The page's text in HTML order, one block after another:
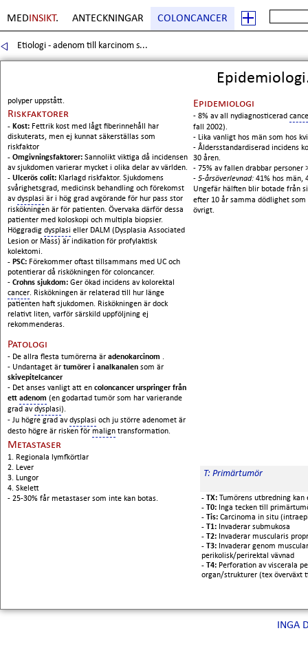
MED INSIKT. ANTECKNINGAR COLONCANCER
Etiologi - adenom till karcinom s...
polyper uppstått.
Riskfaktorer
- Kost: Fettrik kost med lågt fiberinnehåll har
diskuterats, men ej kunnat säkerställas som
riskfaktor
- Omgivningsfaktorer: Sannolikt viktiga då incidensen
av sjukdomen varierar mycket i olika delar av världen.
- Ulcerös colit: Klarlagd riskfaktor. Sjukdomens
svårighetsgrad, medicinsk behandling och förekomst
avdysplasi är i hög grad avgörande för hur pass stor
riskökningen är för patienten. Övervaka därför dessa
patienter med koloskopi och multipla biopsier.
Höggradig dysplasi eller DALM (Dysplasia Associated
Lesion or Mass) är indikation för profylaktisk
kolektomi.
- PSC: Förekommer oftast tillsammans med UC och
potentierar då riskökningen för coloncancer.
- Crohns sjukdom: Ger ökad incidens av kolorektal
cancer. Riskökningen är relaterad till hur länge
patienten haft sjukdomen. Riskökningen är dock
relativt liten, varför särskild uppföljning ej
rekommenderas.
Patologi
- De allra flesta tumörerna är adenokarcinom .
- Undantaget är tumörer i analkanalen som är
skivepitelcancer
- Det anses vanligt att en coloncancer urspringer från
ett adenom (en godartad tumör som har varierande
grad avdysplasi).
- Ju högre grad avdysplasi och ju större adenomet är 
desto högre är risken för malign transformation.
Metastaser
1. Regionala lymfkörtlar
2. Lever
3. Lungor
4. Skelett
- 25-30% får metastaser som inte kan botas.
Epidemiologi
- 8% av all nydiagnosticerad
fall 2002).
- Lika vanligt hos män som hos
- Åldersstandardiserad incidens
30 åren.
- 75% av fallen drabbar personer
- 5-årsöverlevnad: 41% hos män,
Ungefär hälften blir botade från
efter 10 år samma dödlighet som
övrigt.
T: Primärtumör
- TX: Tumörens utbredning kan
- T0: Inga tecken till
- Tis: Carcinoma in situ
- T1: Invaderar submukosa
- T2: Invaderar muscularis
- T3: Invaderar genom
perikolisk/perirektal vävnad
- T4: Perforation av viscerala
organ/strukturer (tex överväxt
INGA